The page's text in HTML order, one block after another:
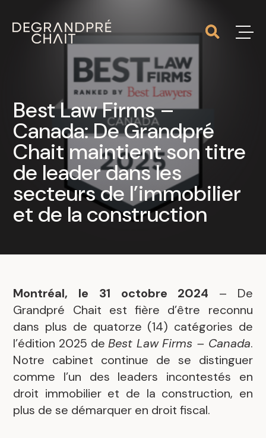
Best Law Firms –
Canada: De Grandpré
Chait maintient son titre
de leader dans les
secteurs de l’immobilier
et de la construction
Montréal, le 31 octobre 2024 – De
Grandpré Chait est fière d’être reconnu
dans plus de quatorze (14) catégories de
l’édition 2025 deBest Law Firms – Canada.
Notre cabinet continue de se distinguer
comme l’un des leaders incontestés en
droit immobilier et de la construction, en
plus de se démarquer en droit fiscal.